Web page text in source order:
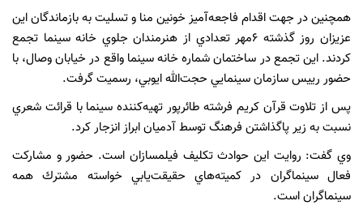
همچنين در جهت اقدام فاجعه‌آميز خونين منا و تسليت به بازماندگان اين
عزيزان روز گذشته ٦مهر تعدادي از هنرمندان جلوي خانه سينما تجمع
كردند. اين تجمع در ساختمان شماره خانه سينما واقع در خيابان وصال، با
حضور رييس سازمان سينمايي حجت‌الله ايوبي، رسميت گرفت.
پس از تلاوت قرآن كريم فرشته طائرپور تهيه‌كننده سينما با قرائت شعري
نسبت به زير پاگذاشتن فرهنگ توسط آدميان ابراز انزجار كرد.
وي گفت: روايت اين حوادث تكليف فيلمسازان است. حضور و مشاركت
فعال سينماگران در كميته‌هاي حقيقت‌يابي خواسته مشترك همه
سينماگران است.